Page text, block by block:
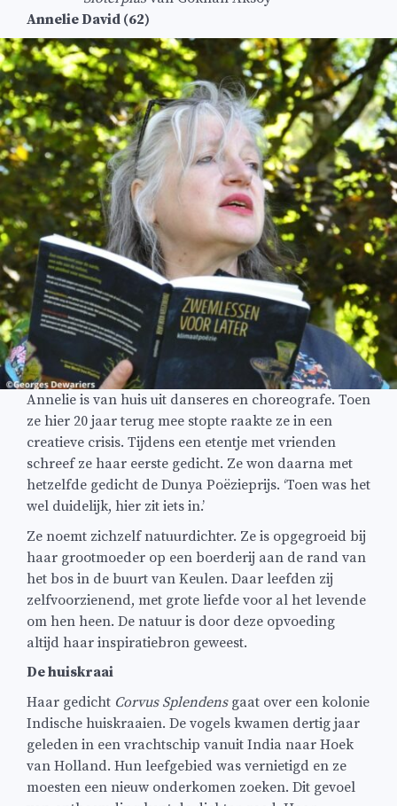
Annelie David (62)
Annelie is van huis uit danseres en choreografe. Toen
ze hier 20 jaar terug mee stopte raakte ze in een
creatieve crisis. Tijdens een etentje met vrienden
schreef ze haar eerste gedicht. Ze won daarna met
hetzelfde gedicht de Dunya Poëzieprijs. ‘Toen was het
wel duidelijk, hier zit iets in.’
Ze noemt zichzelf natuurdichter. Ze is opgegroeid bij
haar grootmoeder op een boerderij aan de rand van
het bos in de buurt van Keulen. Daar leefden zij
zelfvoorzienend, met grote liefde voor al het levende
om hen heen. De natuur is door deze opvoeding
altijd haar inspiratiebron geweest.
De huiskraai
Haar gedicht Corvus Splendens gaat over een kolonie
Indische huiskraaien. De vogels kwamen dertig jaar
geleden in een vrachtschip vanuit India naar Hoek
van Holland. Hun leefgebied was vernietigd en ze
moesten een nieuw onderkomen zoeken. Dit gevoel